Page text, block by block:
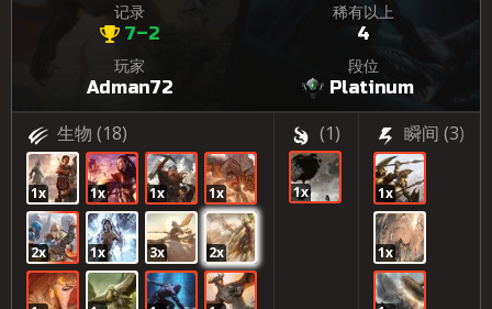
记录
7–2
稀有以上
4
玩家
Adman72
段位
Platinum
生物 (18)
1x 1x 1x 1x
2x 1x 3x 2x
(1)
1x
瞬间 (3)
1x
1x